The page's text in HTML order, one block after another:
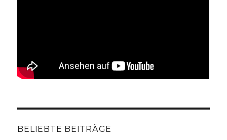
BELIEBTE BEITRÄGE